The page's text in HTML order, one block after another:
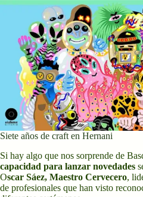
Siete años de craft en Hernani
Si hay algo que nos sorprende de
capacidad para lanzar novedades
Oscar Sáez, Maestro Cervecero,
de profesionales que han visto